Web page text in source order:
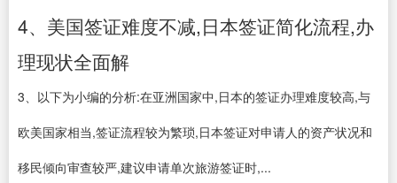
4、美国签证难度不减,日本签证简化流程,办
理现状全面解
3、以下为小编的分析:在亚洲国家中,日本的签证办理难度较高,与
欧美国家相当,签证流程较为繁琐,日本签证对申请人的资产状况和
移民倾向审查较严,建议申请单次旅游签证时,...